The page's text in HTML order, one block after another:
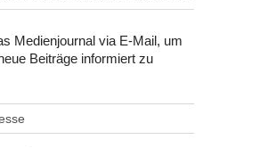
Medienjournal via E-Mail, um
Beiträge informiert zu